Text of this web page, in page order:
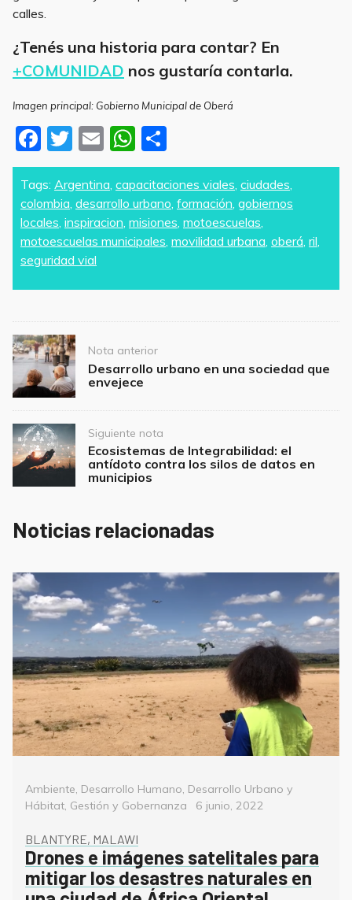
calles.
¿Tenés una historia para contar? En
+COMUNIDAD nos gustaría contarla.
Imagen principal: Gobierno Municipal de Oberá
F
a
c
e
b
o
o
k
T
w
itt
er
E
m
ai
l
W
h
at
s
A
p
h
ar
e
Tags: Argentina capacitaciones viales ciudades
colombia desarrollo urbano formación gobiernos
locales inspiracion misiones motoescuelas
motoescuelas municipales movilidad urbana oberá ril
seguridad vial
Post
navigation
Nota anterior
Desarrollo urbano en una sociedad que
envejece
Siguiente nota
Ecosistemas de Integrabilidad: el
antídoto contra los silos de datos en
municipios
Noticias relacionadas
Categorías
Ambiente, Desarrollo Humano, Desarrollo Urbano y
Hábitat, Gestión y Gobernanza
Posted
6 junio, 2022
BLANTYRE, MALAWI
Drones e imágenes satelitales para
mitigar los desastres naturales en